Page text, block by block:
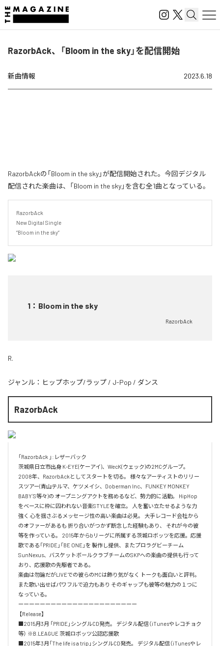
RazorbAck、「Bloom in the sky」を配信開始
新曲情報 2023.6.18
RazorbAckの「Bloom in the sky」が配信開始された。今回デジタル
配信された楽曲は、「Bloom in the sky」を含む全1曲となっている。
RazorbAck
New Digital Single
”Bloom in the sky”
1 ： Bloom in the sky
RazorbAck
R.
ジャンル： ヒップホップ/ラップ / J-Pop / ダンス
RazorbAck
「RazorbAck 」:レザーバック
茨城県日立市出身 K-EYE(ケーアイ)、WecK(ウェック)の2MCグループ。
2008年、RazorbAckとしてスタートを切る。 様々なアーティストのリリー
スツアー(青山テルマ、ケツメイシ、Doberman Inc、FUNKEY MONKEY
BABY`S等々)の オープニングアクトを務めるなど、勢力的に活動。 HipHop
をベースに枠に囚われない音楽STYLEを確立。 人を奮い立たせるような力
強く 心を揺さぶるメッセージ性の高い楽曲は必見。 大手レコード会社から
のオファーがあるも 折り合いがつかず断念した経験もあり、 それが今の彼
等を作っている。 2015年からbリーグに所属する茨城ロボッツを応援。応援
歌である「PRIDE」「BE ONE」を 製作し提供、またプロラグビーチーム
SunNexus、バスケットボールクラブチームのSKPへの楽曲の提供も行って
おり、応援歌の先駆者である。
楽曲は勿論だがLIVEでの彼らのMCは飾り気がなく トークも面白いと評判。
また歌い出せばパワフルで迫力もあり そのギャップも彼等の魅力の１つに
なっている。
ーーーーーーーーーーーーーーーーーーーーーー
■2015月3月 「PRIDE」シングルCD発売。 デジタル配信（iTunesやレコチョク
等） ※B.LEAGUE 茨城ロボッツ公認応援歌
■2015年3月「The life is a trip」シングルCD発売。 デジタル配信（iTunesやレ